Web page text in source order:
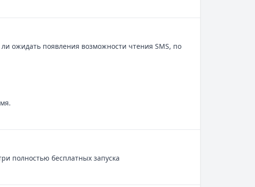
ожидать появления возможности чтения SMS, по
полностью бесплатных запуска